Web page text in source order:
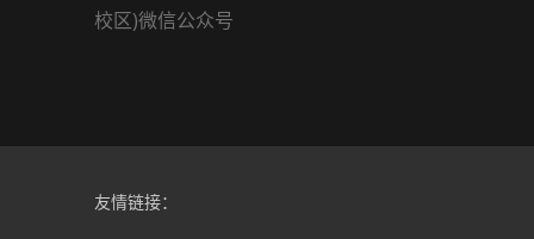
校区)微信公众号
友情链接：